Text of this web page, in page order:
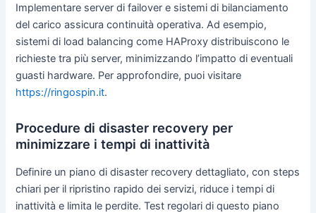
Implementare server di failover e sistemi di bilanciamento
del carico assicura continuità operativa. Ad esempio,
sistemi di load balancing come HAProxy distribuiscono le
richieste tra più server, minimizzando l’impatto di eventuali
guasti hardware. Per approfondire, puoi visitare
https://ringospin.it.
Procedure di disaster recovery per
minimizzare i tempi di inattività
Definire un piano di disaster recovery dettagliato, con steps
chiari per il ripristino rapido dei servizi, riduce i tempi di
inattività e limita le perdite. Test regolari di questo piano